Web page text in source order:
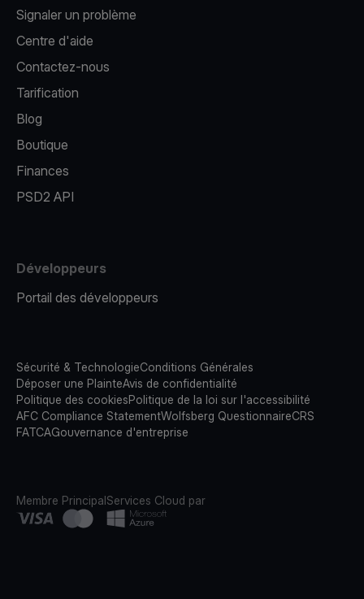
Signaler un problème
Centre d'aide
Contactez-nous
Tarification
Blog
Boutique
Finances
PSD2 API
Développeurs
Portail des développeurs
Sécurité & TechnologieConditions Générales
Déposer une PlainteAvis de confidentialité
Politique des cookiesPolitique de la loi sur l'accessibilité
AFC Compliance StatementWolfsberg QuestionnaireCRS
FATCAGouvernance d'entreprise
Membre PrincipalServices Cloud par